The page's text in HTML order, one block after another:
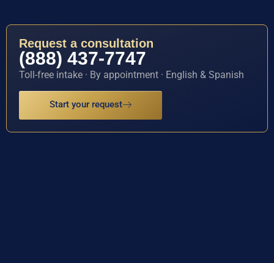
Request a consultation
(888) 437-7747
Toll-free intake · By appointment · English & Spanish
Start your request